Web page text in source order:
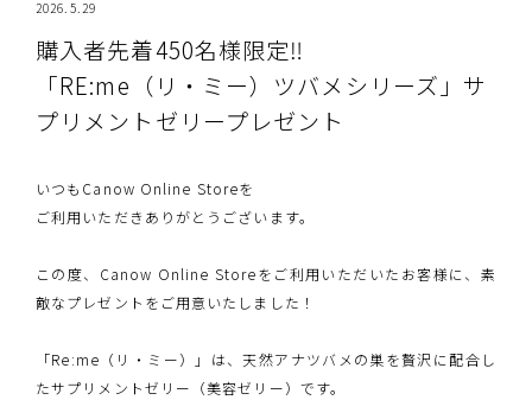
2026.5.29
購入者先着450名様限定‼
「RE:me（リ・ミー）ツバメシリーズ」サ
プリメントゼリープレゼント
いつもCanow Online Storeを
ご利用いただきありがとうございます。
この度、Canow Online Storeをご利用いただいたお客様に、素
敵なプレゼントをご用意いたしました！
「Re:me（リ・ミー）」は、天然アナツバメの巣を贅沢に配合し
たサプリメントゼリー（美容ゼリー）です。